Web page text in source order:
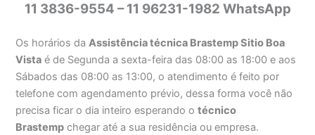
11 3836-9554 – 11 96231-1982 WhatsApp
Os horários daAssistência técnica Brastemp Sitio Boa
Vista é de Segunda a sexta-feira das 08:00 as 18:00 e aos
Sábados das 08:00 as 13:00, o atendimento é feito por
telefone com agendamento prévio, dessa forma você não
precisa ficar o dia inteiro esperando otécnico
Brastemp chegar até a sua residência ou empresa.